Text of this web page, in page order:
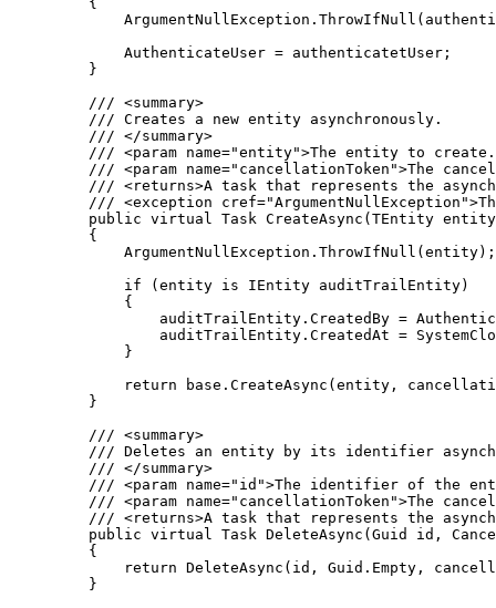
ArgumentNullException . ThrowIfNull
AuthenticateUser = authenticatetUser;
}
/// <summary>
/// Creates a new entity asynchronously.
/// </summary>
/// <param name="entity">The entity to create.
/// <param name=" cancellationToken ">The
/// <returns>A task that represents the
/// <exception cref="ArgumentNullException ">
public virtual Task CreateAsync (TEntity
{
ArgumentNullException . ThrowIfNull (entity);
if (entity is IEntity auditTrailEntity)
{
auditTrailEntity . CreatedBy =
auditTrailEntity . CreatedAt =
}
return
base . CreateAsync (entity,
}
/// <summary>
/// Deletes an entity by its identifier
/// </summary>
/// <param name=" id ">The identifier of the
/// <param name=" cancellationToken ">The
/// <returns>A task that represents the
public virtual Task DeleteAsync (Guid id,
{
return DeleteAsync (id, Guid . Empty ,
}